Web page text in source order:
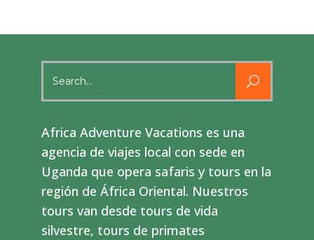
for:
Africa Adventure Vacations es una
agencia de viajes local con sede en
Uganda que opera safaris y tours en la
región de África Oriental. Nuestros
tours van desde tours de vida
silvestre, tours de primates